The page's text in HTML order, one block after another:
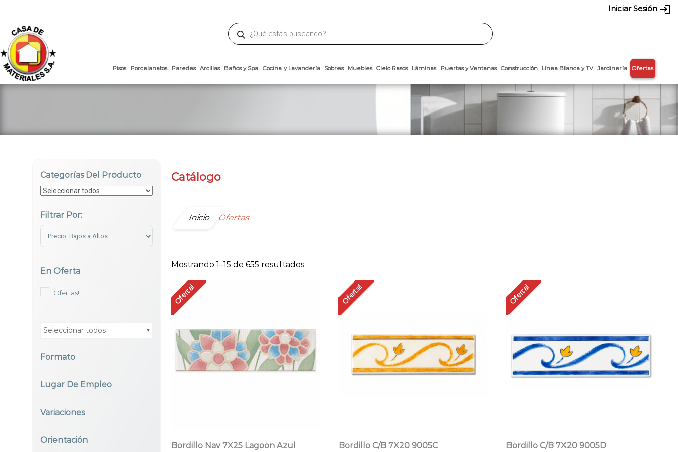
Iniciar Sesión login
de
productos
Línea Blanca y
Categorías Del Producto
Filtrar Por:
En Oferta
Ofertas!
Seleccionar todos
Formato
Lugar De Empleo
Variaciones
Orientación
Catálogo
Inicio Ofertas
Mostrando 1–15 de 655 resultadosOrdenado
alto
Oferta!
Bordillo Nav 7X25 Lagoon Azul
Oferta!
Bordillo C/B 7X20 9005C
Oferta!
Bordillo C/B 7X20 9005D